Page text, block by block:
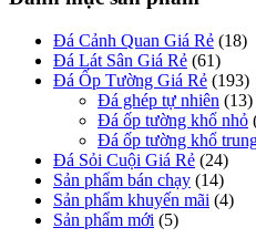
Đá Cảnh Quan Giá Rẻ (18)
Đá Lát Sân Giá Rẻ (61)
Đá Ốp Tường Giá Rẻ (193)
Đá ghép tự nhiên (13)
Đá ốp tường khổ nhỏ
Đá ốp tường khổ
Đá Sỏi Cuội Giá Rẻ (24)
Sản phẩm bán chạy (14)
Sản phẩm khuyến mãi (4)
Sản phẩm mới (5)